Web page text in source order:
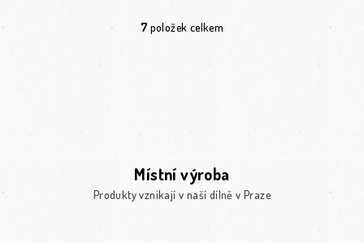
Ovládací prvky výpisu
7 položek celkem
Místní výroba
Produkty vznikají v naší dílně v Praze